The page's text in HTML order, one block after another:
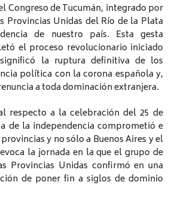
Congreso de Tucumán, integrado por
Provincias Unidas del Río de la Plata
de nuestro país. Esta gesta
el proceso revolucionario iniciado
la ruptura definitiva de los
política con la corona española y,
a toda dominación extranjera.
respecto a la celebración del 25 de
de la independencia comprometió e
y no sólo a Buenos Aires y el
la jornada en la que el grupo de
Provincias Unidas confirmó en una
de poner fin a siglos de dominio